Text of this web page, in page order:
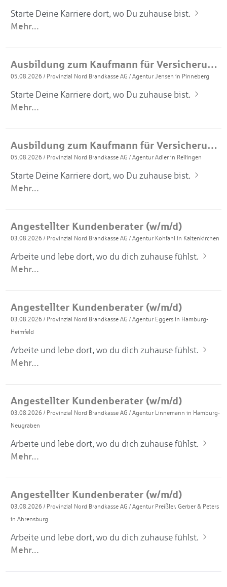
Starte Deine Karriere dort, wo Du zuhause bist.
Mehr...
Ausbildung zum Kaufmann für Versicherungen und Finanzanlagen 2027 (m/w/d)
05.08.2026 / Provinzial Nord Brandkasse AG /Agentur Jensen in Pinneberg
Starte Deine Karriere dort, wo Du zuhause bist.
Mehr...
Ausbildung zum Kaufmann für Versicherungen und Finanzanlagen 2027 (m/w/d)
05.08.2026 / Provinzial Nord Brandkasse AG /Agentur Adler in Rellingen
Starte Deine Karriere dort, wo Du zuhause bist.
Mehr...
Angestellter Kundenberater (w/m/d)
03.08.2026 / Provinzial Nord Brandkasse AG /Agentur Kohfahl in Kaltenkirchen
Arbeite und lebe dort, wo du dich zuhause fühlst.
Mehr...
Angestellter Kundenberater (w/m/d)
03.08.2026 / Provinzial Nord Brandkasse AG /Agentur Eggers in Hamburg-
Heimfeld
Arbeite und lebe dort, wo du dich zuhause fühlst.
Mehr...
Angestellter Kundenberater (w/m/d)
03.08.2026 / Provinzial Nord Brandkasse AG /Agentur Linnemann in Hamburg-
Neugraben
Arbeite und lebe dort, wo du dich zuhause fühlst.
Mehr...
Angestellter Kundenberater (w/m/d)
03.08.2026 / Provinzial Nord Brandkasse AG /Agentur Preißler, Gerber & Peters
in Ahrensburg
Arbeite und lebe dort, wo du dich zuhause fühlst.
Mehr...